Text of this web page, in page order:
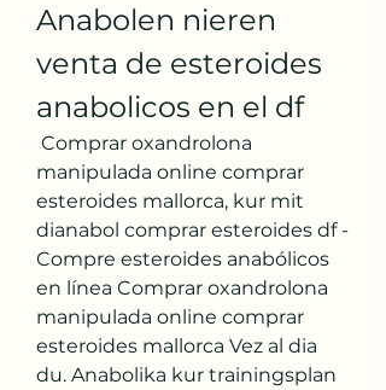
Anabolen nieren
venta de esteroides
anabolicos en el df
manipulada online comprar
esteroides mallorca, kur mit
dianabol comprar esteroides df -
Compre esteroides anabólicos
en línea Comprar oxandrolona
manipulada online comprar
esteroides mallorca Vez al dia
du. Anabolika kur trainingsplan